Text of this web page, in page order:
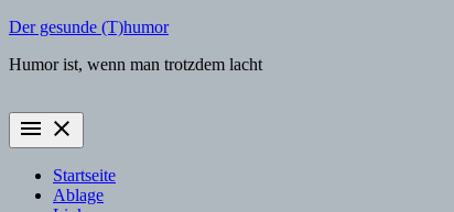
Zum
springen
Der gesunde (T)humor
Humor ist, wenn man trotzdem lacht
menu close
Startseite
Ablage